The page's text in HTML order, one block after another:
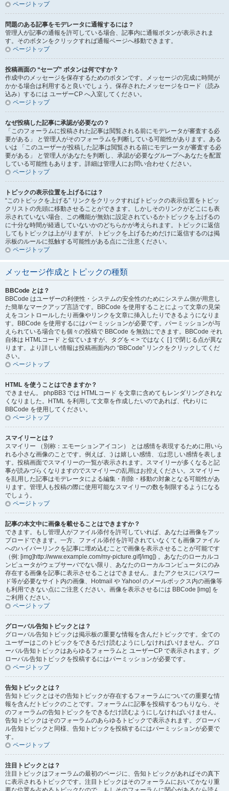
ページトップ
問題のある記事をモデレータに通報するには？
管理人が記事の通報を許可している場合、記事内に通報ボタンが表示されま
す。そのボタンをクリックすれば通報ページへ移動できます。
ページトップ
投稿画面の “セーブ” ボタンは何ですか？
作成中のメッセージを保存するためのボタンです。メッセージの完成に時間が
かかる場合は利用すると良いでしょう。保存されたメッセージをロード（読み
込み）するには ユーザーCP へ入室してください。
ページトップ
なぜ投稿した記事に承認が必要なの？
「このフォーラムに投稿された記事は閲覧される前にモデレータが審査する必
要がある」 と管理人がそのフォーラムを判断している可能性があります。ある
いは 「このユーザーが投稿した記事は閲覧される前にモデレータが審査する必
要がある」 と管理人があなたを判断し、承認が必要なグループへあなたを配置
している可能性もあります。詳細は管理人にお問い合わせください。
ページトップ
トピックの表示位置を上げるには？
“このトピックを上げる” リンクをクリックすればトピックの表示位置をトピッ
クリストの先頭に移動させることができます。しかしそのリンクがどこにも表
示されていない場合、この機能が無効に設定されているかトピックを上げるの
に十分な時間が経過していないかのどちらかが考えられます。トピックに返信
してもトピックは上がりますが、トピックを上げるためだけに返信するのは掲
示板のルールに抵触する可能性がある点にご注意ください。
ページトップ
メッセージ作成とトピックの種類
BBCode とは？
BBCode はユーザーの利便性・システムの安全性のためにシステム側が用意し
た簡単なマークアップ言語です。BBCode を使用することによって文章の見栄
えをコントロールしたり画像やリンクを文章に挿入したりできるようになりま
す。BBCode を使用するにはパーミッションが必要です。パーミッションが与
えられている場合でも個々の投稿で BBCode を無効にできます。BBCode それ
自体は HTMLコード と似ていますが、タグを < > ではなく [ ] で閉じる点が異な
ります。より詳しい情報は投稿画面内の “BBCode” リンクをクリックしてくだ
さい。
ページトップ
HTML を使うことはできますか？
できません。 phpBB3 では HTMLコード を文章に含めてもレンダリングされな
くなりました。HTML を利用して文章を作成したいのであれば、代わりに
BBCode を使用してください。
ページトップ
スマイリーとは？
スマイリー （別称：エモーションアイコン） とは感情を表現するために用いら
れる小さな画像のことです。例えば、:) は嬉しい感情、:(は悲しい感情を表しま
す。投稿画面でスマイリーの一覧が表示されます。スマイリーが多くなると記
事が読みづらくなりますのでスマイリーの乱用はお控えください。スマイリー
を乱用した記事はモデレータによる編集・削除・移動の対象となる可能性があ
ります。管理人も投稿の際に使用可能なスマイリーの数を制限するようになる
でしょう。
ページトップ
記事の本文中に画像を載せることはできますか？
できます。もし管理人がファイル添付を許可していれば、あなたは画像をアッ
プロードできます。一方、ファイル添付を許可されていなくても画像ファイル
へのハイパーリンクを記事に埋め込むことで画像を表示させることが可能です
（例: [img]http://www.example.com/my-picture.gif[/img]) 。あなたのローカルコ
ンピュータがウェブサーバでない限り、あなたのローカルコンピュータにのみ
存在する画像を記事に表示させることはできません。またアクセスにパスワー
ド等が必要なサイト内の画像、Hotmail や Yahoo! のメールボックス内の画像等
も利用できない点にご注意ください。画像を表示させるには BBCode [img] を
ご利用ください。
ページトップ
グローバル告知トピックとは？
グローバル告知トピックは掲示板の重要な情報を含んだトピックです。全ての
ユーザーはこのトピックをできるだけ読むようにしなければいけません。グロ
ーバル告知トピックはあらゆるフォーラムと ユーザーCP で表示されます。グ
ローバル告知トピックを投稿するにはパーミッションが必要です。
ページトップ
告知トピックとは？
告知トピックとはその告知トピックが存在するフォーラムについての重要な情
報を含んだトピックのことです。フォーラムに記事を投稿するつもりなら、そ
のフォーラムの告知トピックをできるだけ読むようにしなければいけません。
告知トピックはそのフォーラムのあらゆるトピックで表示されます。グローバ
ル告知トピックと同様、告知トピックを投稿するにはパーミッションが必要で
す。
ページトップ
注目トピックとは？
注目トピックはフォーラムの最初のページに、告知トピックがあればその真下
に表示されるトピックです。注目トピックはそのフォーラムにおいてかなり重